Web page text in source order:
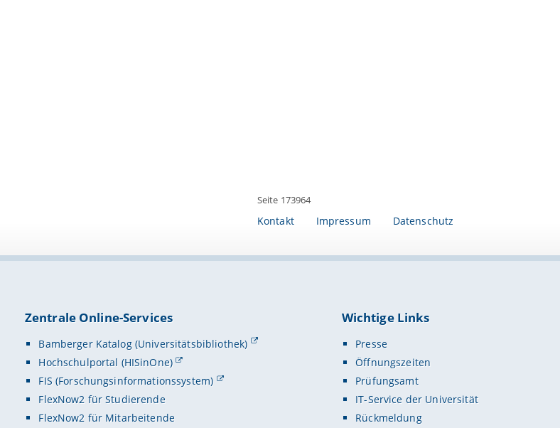
Seite 173964
Kontakt Impressum Datenschutz
Zentrale Online-Services
Bamberger Katalog (Universitätsbibliothek)
Hochschulportal (HISinOne)
FIS (Forschungsinformationssystem)
FlexNow2 für Studierende
FlexNow2 für Mitarbeitende
Wichtige Links
Presse
Öffnungszeiten
Prüfungsamt
IT-Service der Universität
Rückmeldung